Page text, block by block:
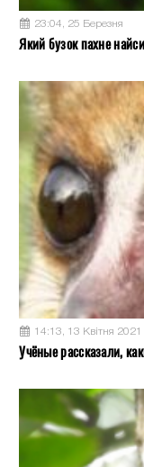
23:04, 25 Березня
Який бузок пахне
14:13, 13 Квітня 2021
Учёные рассказали,